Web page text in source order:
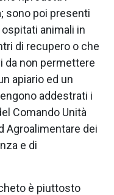
sono poi presenti
animali in
di recupero o che
da non permettere
apiario ed un
addestrati i
Comando Unità
Agroalimentare dei
e di
è piuttosto